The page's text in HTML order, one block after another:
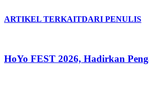
ARTIKEL TERKAITDARI PENULIS
HoYo FEST 2026, Hadirkan